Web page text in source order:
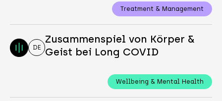
Treatment & Management
DE
Zusammenspiel von Körper &
Geist bei Long COVID
Wellbeing & Mental Health